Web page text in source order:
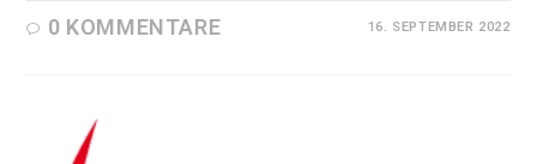
0 KOMMENTARE 16. SEPTEMBER 2022